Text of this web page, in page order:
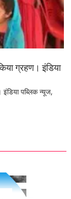
ग्रहण। इंडिया
पब्लिक न्यूज,